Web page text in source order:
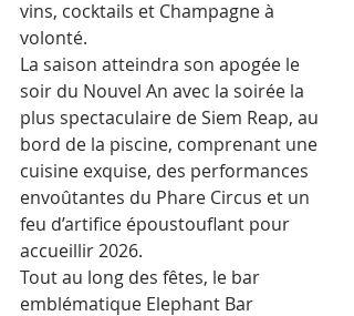
vins, cocktails et Champagne à
volonté.
La saison atteindra son apogée le
soir du Nouvel An avec la soirée la
plus spectaculaire de Siem Reap, au
bord de la piscine, comprenant une
cuisine exquise, des performances
envoûtantes du Phare Circus et un
feu d’artifice époustouflant pour
accueillir 2026.
Tout au long des fêtes, le bar
emblématique Elephant Bar